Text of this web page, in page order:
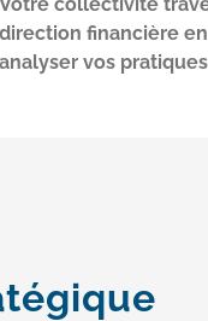
direction financière
analyser vos pratiques